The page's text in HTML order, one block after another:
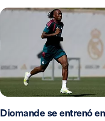
Diomande se entrenó